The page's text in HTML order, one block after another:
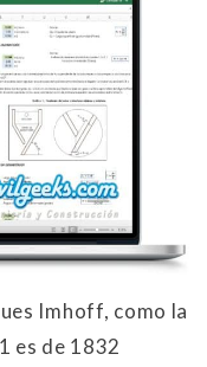
Imhoff, como la
es de 1832